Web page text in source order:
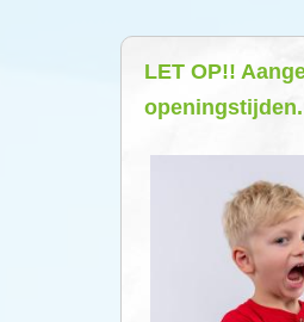
LET OP!!
openingstijden.